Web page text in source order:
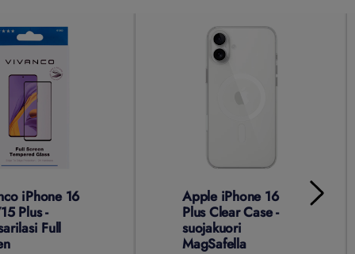
iPhone 16
Plus -
Full
Apple iPhone 16
Plus Clear Case -
suojakuori
MagSafella